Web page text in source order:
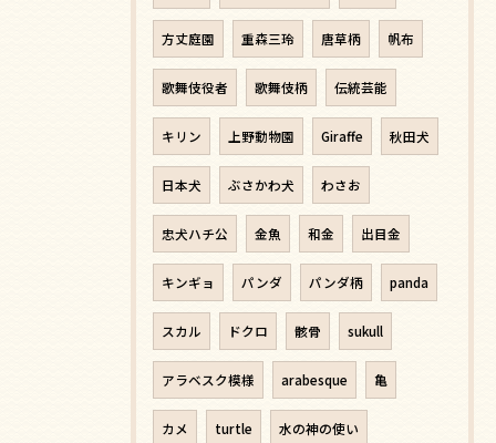
方丈庭園 重森三玲 唐草柄 帆布
歌舞伎役者 歌舞伎柄 伝統芸能
キリン 上野動物園 Giraffe 秋田犬
日本犬 ぶさかわ犬 わさお
忠犬ハチ公 金魚 和金 出目金
キンギョ パンダ パンダ柄 panda
スカル ドクロ 骸骨 sukull
アラベスク模様 arabesque 亀
カメ turtle 水の神の使い